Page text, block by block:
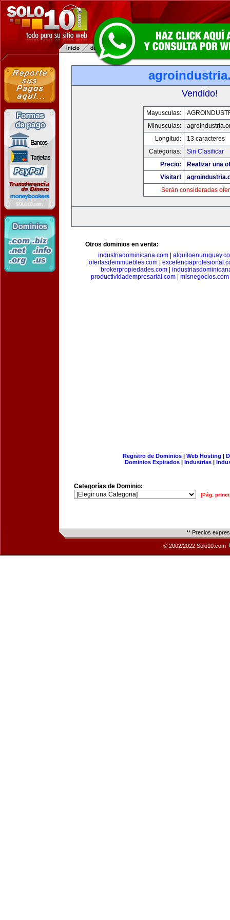
Vendido!
Mayusculas:
Minusculas:
Longitud:
13 caracteres
Categorias:
Sin Clasificar
Precio:
Realizar una
Visitar!
Serán consideradas
Otros dominios en venta:
industriadominicana.com
ofertasdeinmuebles.com
brokerpropiedades.com|
productividadempresarial.com
misnegocios.com
Registro de Dominios| Web Hosting |
Dominios Expirados | Industrias |
Categorías de Dominio:
[Pág.
** Precios
© 2002/2022 Solo10.com